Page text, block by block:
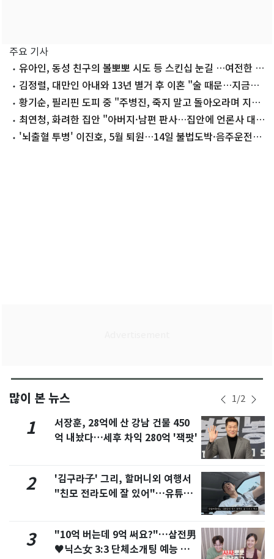
주요 기사
유아인, 동성 친구의 볼뽀뽀 시도 등 스킨십 눈길 …여전한 비
주얼김정렬, 대만인 아내와 13년 별거 후 이혼 "술 때문…지금은
끊어"
황기순, 필리핀 도피 중 "주병진, 죽지 말고 돌아오라며 지
원"최연청, 화려한 집안 "아버지·남편 판사…집안에 언론사 대
표·국회의원도"
'뇌출혈 투병' 이진호, 5월 퇴원…14일 불법도박·음주운전
많이 본 뉴스 1/2
1
서장훈, 28억에 산 강남 건물 450
억 내놨다…세후 차익 280억 '잭팟'
2
'김구라子' 그리, 할머니외 여행서
"친모 전라도에 잘 있어"…유튜브
3
"10억 버는데 9억 써요?"…삼전男
♥닉스女 3:3 단체소개팅 예능 화